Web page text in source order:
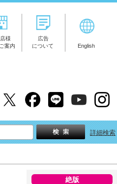
様
案内
広告
について
English
詳細検索
絶版